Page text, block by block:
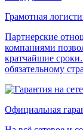
Грамотная
Партнерские
компаниями
кратчайшие
обязательному
Официальная